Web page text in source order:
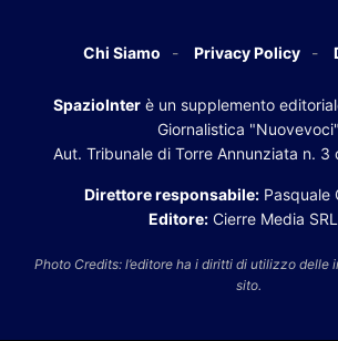
Chi Siamo Privacy Policy
SpazioInter è un supplemento
Giornalistica "Nuovevoci"
Aut. Tribunale di Torre Annunziata n. 3
Direttore responsabile: Pasquale
Editore: Cierre Media
Photo Credits: l’editore ha i diritti di utilizzo delle
sito.